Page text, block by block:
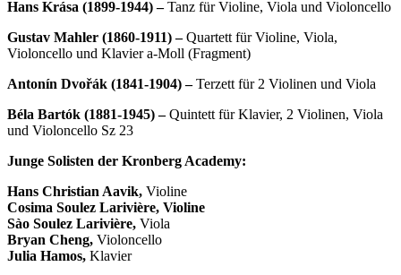
Hans Krása (1899-1944) –Tanz für Violine, Viola und Violoncello
Gustav Mahler (1860-1911) –Quartett für Violine, Viola,
Violoncello und Klavier a-Moll (Fragment)
Antonín Dvořák (1841-1904) –Terzett für 2 Violinen und Viola
Béla Bartók (1881-1945) –Quintett für Klavier, 2 Violinen, Viola
und Violoncello Sz 23
Junge Solisten der Kronberg Academy:
Hans Christian Aavik, Violine
Cosima Soulez Larivière, Violine
Sào Soulez Larivière, Viola
Bryan Cheng, Violoncello
Julia Hamos, Klavier